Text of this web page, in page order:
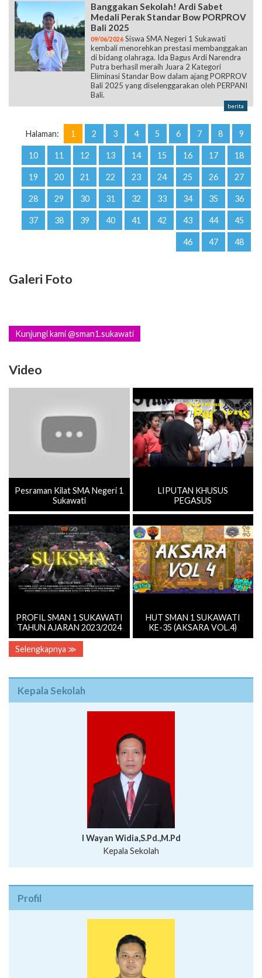
Banggakan Sekolah! Ardi Sabet
Medali Perak Standar Bow PORPROV
Bali 2025
09/06/2026 Siswa SMA Negeri 1 Sukawati
kembali menorehkan prestasi membanggakan
di bidang olahraga. Ida Bagus Ardi Narendra
Putra berhasil meraih Juara 2 Kategori
Eliminasi Standar Bow dalam ajang PORPROV
Bali 2025 yang diselenggarakan oleh PERPANI
Bali.
berita
Halaman: 1 2 3 4 5 6 7 8 9
10 11 12 13 14 15 16 17 18
19 20 21 22 23 24 25 26 27
28 29 30 31 32 33 34 35 36
37 38 39 40 41 42 43 44 45
46 47 48
Galeri Foto
Kunjungi kami @sman1.sukawati
Video
Pesraman Kilat SMA Negeri 1
Sukawati
LIPUTAN KHUSUS
PEGASUS
PROFIL SMAN 1 SUKAWATI
TAHUN AJARAN 2023/2024
HUT SMAN 1 SUKAWATI
KE-35 (AKSARA VOL.4)
Selengkapnya ≫
Kepala Sekolah
I Wayan Widia,S.Pd.,M.Pd
Kepala Sekolah
Profil